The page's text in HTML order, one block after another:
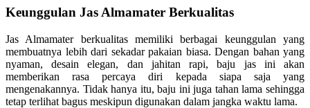
Keunggulan Jas Almamater Berkualitas
Jas Almamater berkualitas memiliki berbagai keunggulan yang
membuatnya lebih dari sekadar pakaian biasa. Dengan bahan yang
nyaman, desain elegan, dan jahitan rapi, baju jas ini akan
memberikan rasa percaya diri kepada siapa saja yang
mengenakannya. Tidak hanya itu, baju ini juga tahan lama sehingga
tetap terlihat bagus meskipun digunakan dalam jangka waktu lama.